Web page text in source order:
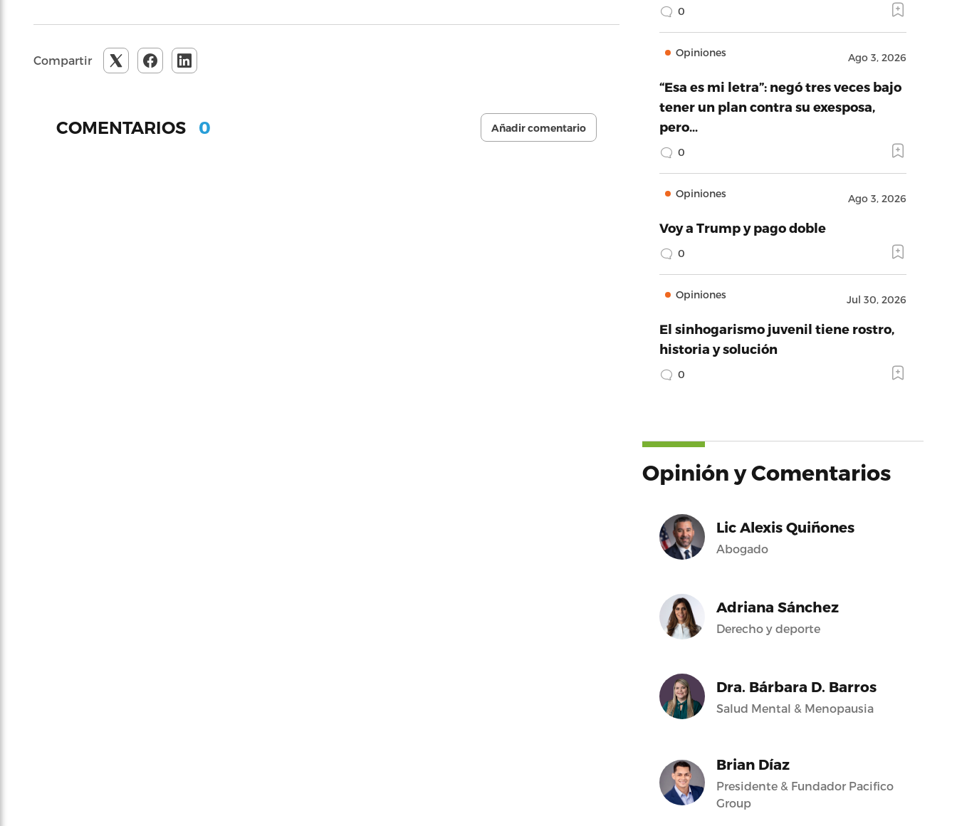
Compartir
COMENTARIOS 0 Añadir comentario
0
Opiniones Ago 3, 2026
“Esa es mi letra”: negó tres veces bajo
tener un plan contra su exesposa,
pero…
0
Opiniones Ago 3, 2026
Voy a Trump y pago doble
0
Opiniones Jul 30, 2026
El sinhogarismo juvenil tiene rostro,
historia y solución
0
Opinión y Comentarios
Lic Alexis Quiñones
Abogado
Adriana Sánchez
Derecho y deporte
Dra. Bárbara D. Barros
Salud Mental & Menopausia
Brian Díaz
Presidente & Fundador Pacifico
Group